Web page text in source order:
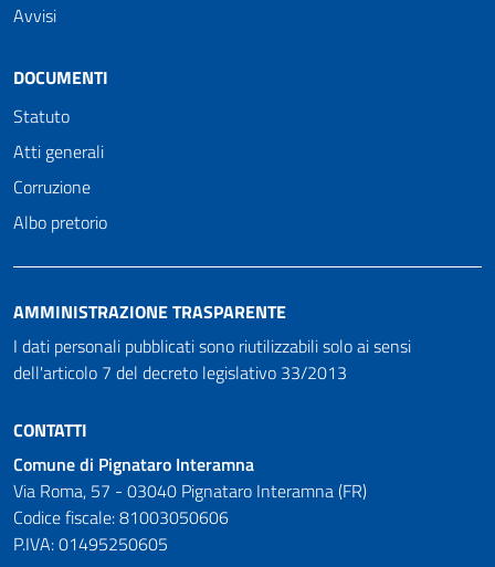
Avvisi
DOCUMENTI
Statuto
Atti generali
Corruzione
Albo pretorio
AMMINISTRAZIONE TRASPARENTE
I dati personali pubblicati sono riutilizzabili solo ai sensi
dell'articolo 7 del decreto legislativo 33/2013
CONTATTI
Comune di Pignataro Interamna
Via Roma, 57 - 03040 Pignataro Interamna (FR)
Codice fiscale: 81003050606
P.IVA: 01495250605